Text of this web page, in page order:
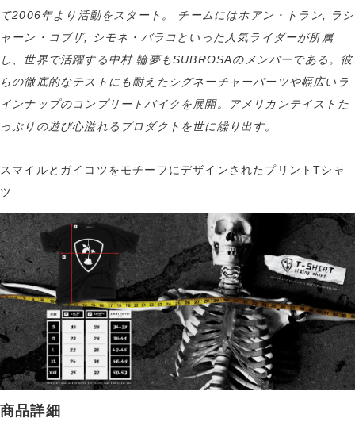
て2006年より活動をスタート。 チームにはホアン・トラン, ラシ
ャーン・コブザ, シモネ・バラコといった人気ライダーが所属
し、世界で活躍する中村 輪夢もSUBROSAのメンバーである。彼
らの徹底的なテストにも耐えたシグネーチャーパーツや幅広いラ
インナップのコンプリートバイクを展開。アメリカンテイストた
っぷりの遊び心溢れるプロダクトを世に繰り出す。
スマイルとガイコツをモチーフにデザインされたプリントTシャ
ツ
商品詳細